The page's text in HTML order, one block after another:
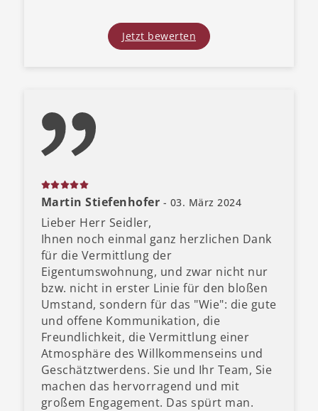
Jetzt bewerten
Martin Stiefenhofer - 03. März 2024
Lieber Herr Seidler,
Ihnen noch einmal ganz herzlichen Dank
für die Vermittlung der
Eigentumswohnung, und zwar nicht nur
bzw. nicht in erster Linie für den bloßen
Umstand, sondern für das "Wie": die gute
und offene Kommunikation, die
Freundlichkeit, die Vermittlung einer
Atmosphäre des Willkommenseins und
Geschätztwerdens. Sie und Ihr Team, Sie
machen das hervorragend und mit
großem Engagement. Das spürt man.